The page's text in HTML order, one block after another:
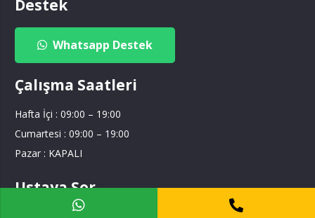
Destek
Whatsapp Destek
Çalışma Saatleri
Hafta İçi : 09:00 – 19:00
Cumartesi : 09:00 – 19:00
Pazar : KAPALI
Ustaya Sor